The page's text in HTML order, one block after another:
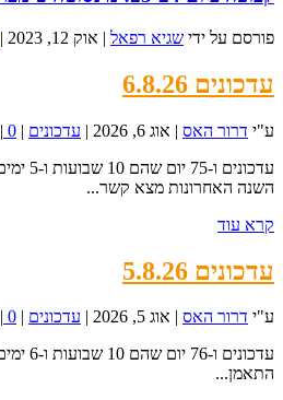
פורסם על ידי שגיא רפאל | אוק 12, 2023 |
עדכונים 6.8.26
ע"י דרור האס | אוג 6, 2026 | עדכונים |
0
|
השנה האחרונות מצא קשר...
קרא עוד
עדכונים 5.8.26
ע"י דרור האס | אוג 5, 2026 | עדכונים |
0
|
התאמן...